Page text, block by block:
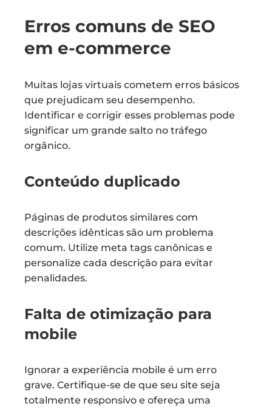
Erros comuns de SEO
em e-commerce
Muitas lojas virtuais cometem erros básicos
que prejudicam seu desempenho.
Identificar e corrigir esses problemas pode
significar um grande salto no tráfego
orgânico.
Conteúdo duplicado
Páginas de produtos similares com
descrições idênticas são um problema
comum. Utilize meta tags canônicas e
personalize cada descrição para evitar
penalidades.
Falta de otimização para
mobile
Ignorar a experiência mobile é um erro
grave. Certifique-se de que seu site seja
totalmente responsivo e ofereça uma